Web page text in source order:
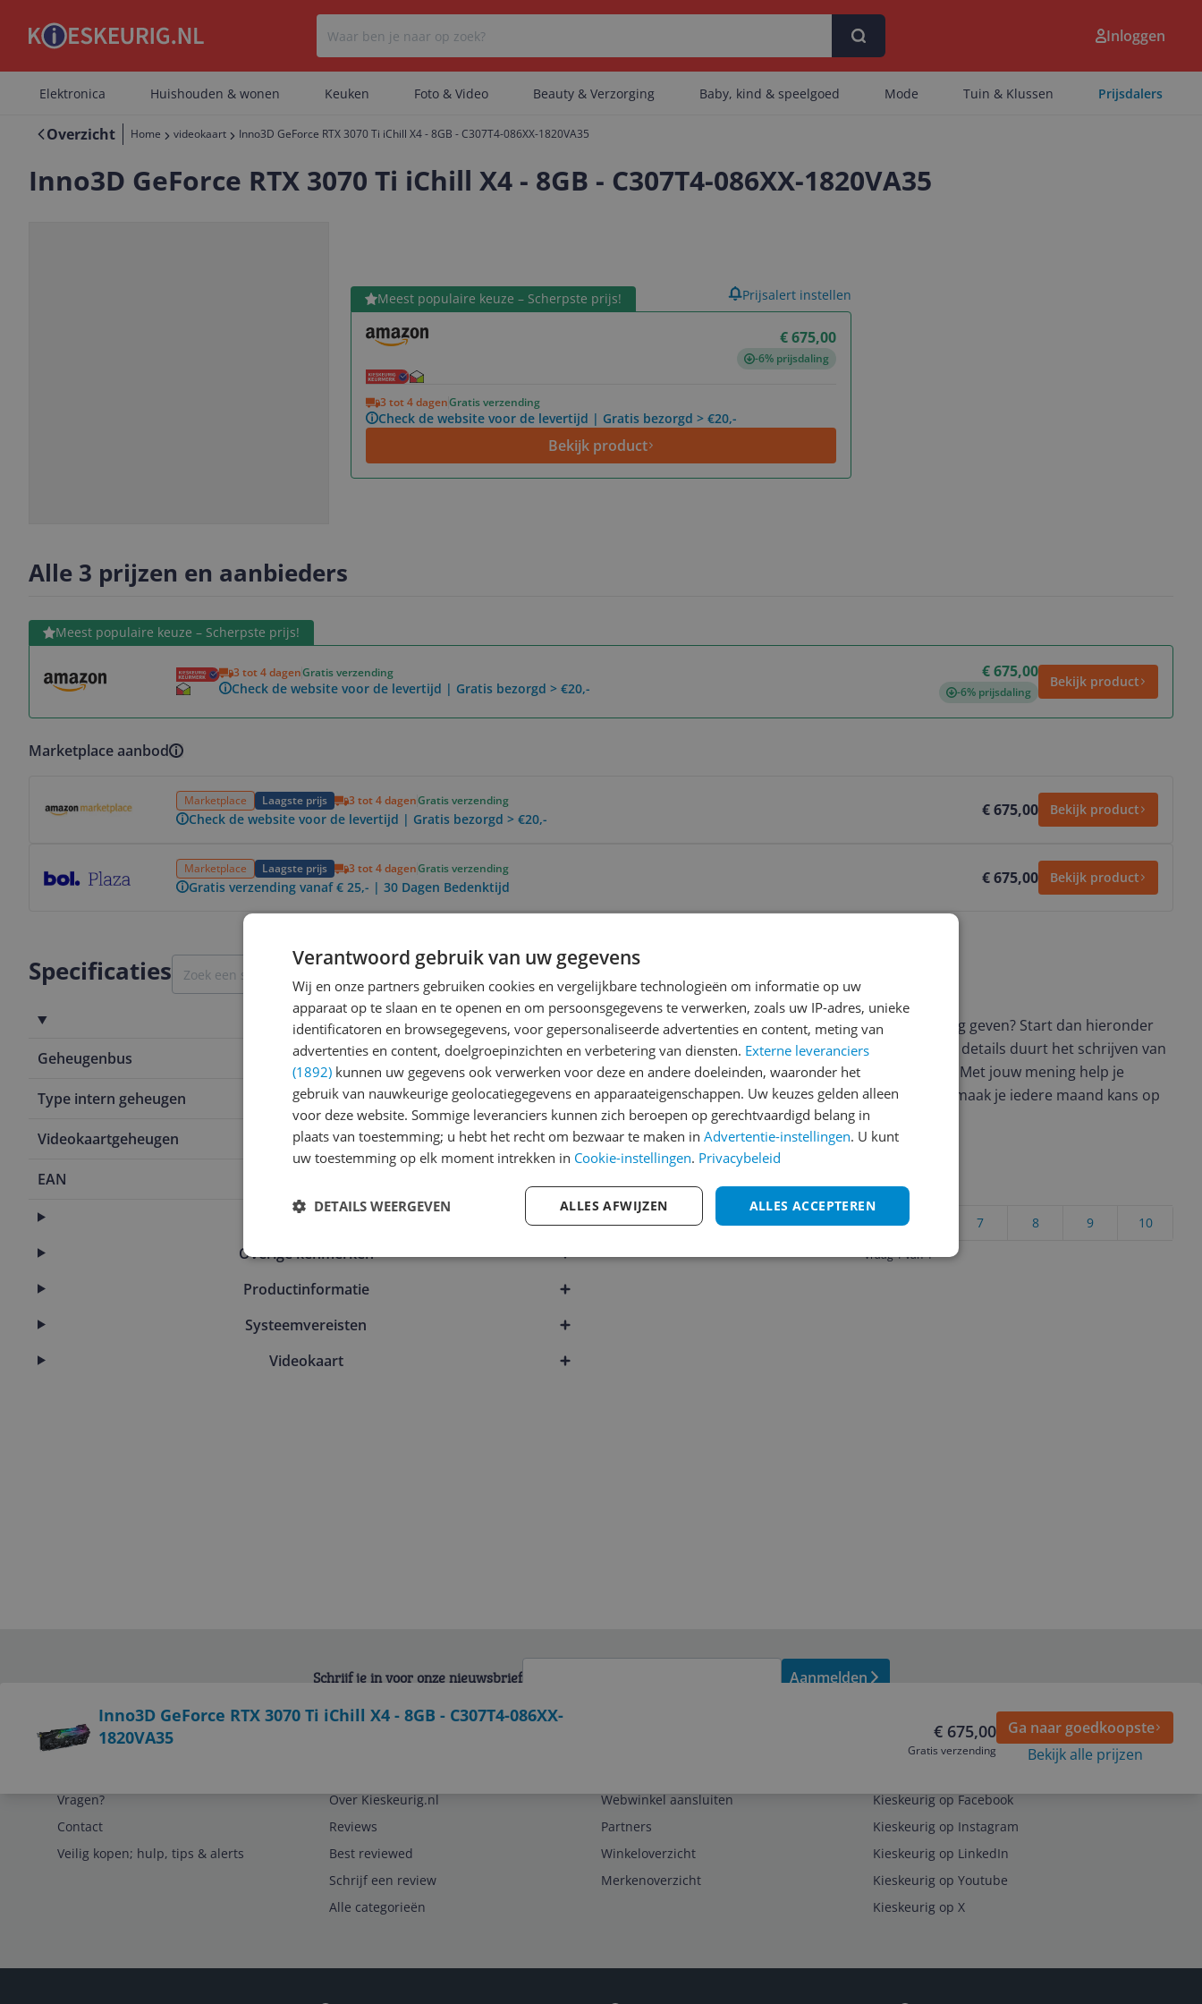
Er zijn geen categorieën gevonden.
Er zijn geen artikelen gevonden.
Inloggen
Elektronica Huishouden & wonen Keuken Foto & Video Beauty & Verzorging Baby, kind & speelgoed Mode Tuin & Klussen Prijsdalers
Overzicht Home videokaart Inno3D GeForce RTX 3070 Ti iChill X4 - 8GB - C307T4-086XX-1820VA35
Inno3D GeForce RTX 3070 Ti iChill X4 - 8GB - C307T4-086XX-1820VA35
Meest populaire keuze – Scherpste prijs!
€ 675,00
-6% prijsdaling
3 tot 4 dagenGratis verzending
Check de website voor de levertijd | Gratis bezorgd > €20,-
Bekijk product
Bekijk product Prijsalert instellen
Alle 3 prijzen en aanbieders
Meest populaire keuze – Scherpste prijs!
3 tot 4 dagenGratis verzending
Check de website voor de levertijd | Gratis bezorgd > €20,-
€ 675,00
-6% prijsdaling
Bekijk product
Bekijk product
Marketplace aanbod
Marketplace Laagste prijs 3 tot 4 dagenGratis verzending
Check de website voor de levertijd | Gratis bezorgd > €20,- € 675,00 Bekijk product
Marketplace Laagste prijs 3 tot 4 dagenGratis verzending
Gratis verzending vanaf € 25,- | 30 Dagen Bedenktijd € 675,00 Bekijk product
Specificaties
Geheugen
Geheugenbus
256
Type intern geheugen GDDR6X
Videokaartgeheugen 8 GB
EAN
Aansluitingen
Overige kenmerken
Productinformatie
Systeemvereisten
Videokaart
Reviews
Er zijn nog geen reviews geschreven
Heb jij dit product in bezit en wil je graag je mening geven? Start dan hieronder
met het schrijven van je review. Afhankelijk van de details duurt het schrijven van
een review gemiddeld tussen de 3 en 10 minuten. Met jouw mening help je
andere bezoekers een betere keuze te maken én maak je iedere maand kans op
€250,-!Klik hier voor de actievoorwaarden.
Cijfer
Welk cijfer geef jij dit product?
10
9
8
7
5
4
3
2
1
Vraag 1 van 4
Inno3D GeForce RTX 3070 Ti iChill X4 - 8GB - C307T4-086XX-
1820VA35
€ 675,00
Gratis verzending
Ga naar goedkoopste
Bekijk alle prijzen
Schrijf je in voor onze nieuwsbrief Aanmelden
Vragen?
Contact
Veilig kopen; hulp, tips & alerts
Over Kieskeurig.nl
Reviews
Best reviewed
Schrijf een review
Alle categorieën
Webwinkel aansluiten
Partners
Winkeloverzicht
Merkenoverzicht
Kieskeurig op Facebook
Kieskeurig op Instagram
Kieskeurig op LinkedIn
Kieskeurig op Youtube
Kieskeurig op X
Verantwoord gebruik van uw gegevens
Wij en onze partners gebruiken cookies en vergelijkbare technologieën om informatie op uw
apparaat op te slaan en te openen en om persoonsgegevens te verwerken, zoals uw IP-adres, unieke
identificatoren en browsegegevens, voor gepersonaliseerde advertenties en content, meting van
advertenties en content, doelgroepinzichten en verbetering van diensten. Externe leveranciers
(1892) kunnen uw gegevens ook verwerken voor deze en andere doeleinden, waaronder het
gebruik van nauwkeurige geolocatiegegevens en apparaateigenschappen. Uw keuzes gelden alleen
voor deze website. Sommige leveranciers kunnen zich beroepen op gerechtvaardigd belang in
plaats van toestemming; u hebt het recht om bezwaar te maken in Advertentie-instellingen. U kunt
uw toestemming op elk moment intrekken in Cookie-instellingen. Privacybeleid
ALLES ACCEPTEREN
ALLES AFWIJZEN
DETAILS WEERGEVEN